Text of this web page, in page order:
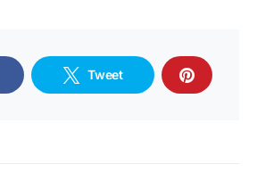
Tweet